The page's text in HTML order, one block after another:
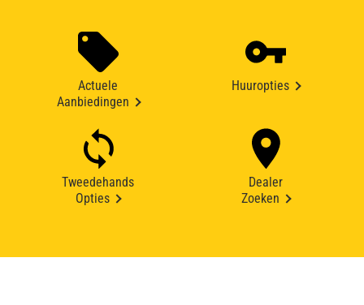
Actuele
Aanbiedingen
Huuropties
Tweedehands
Opties
Dealer
Zoeken